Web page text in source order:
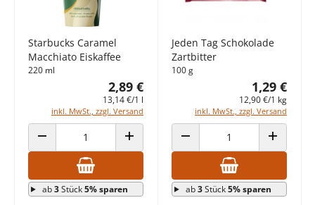
Starbucks Caramel
Macchiato Eiskaffee
220 ml
2,89 €
13,14 €/1 l
inkl. MwSt., zzgl. Versand
ANZAHL VERRINGERN ANZAHL ERHÖHEN
ab3Stück5% sparen
Jeden Tag Schokolade
Zartbitter
100 g
1,29 €
12,90 €/1 kg
inkl. MwSt., zzgl. Versand
ANZAHL VERRINGERN ANZAHL
ab3Stück5% sparen